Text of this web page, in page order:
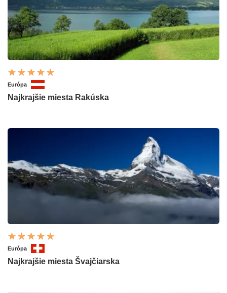
Európa
Najkrajšie miesta Rakúska
Európa
Najkrajšie miesta Švajčiarska